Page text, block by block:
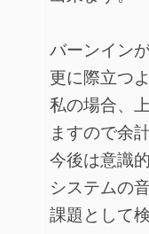
バーンイン
更に際立つ
私の場合、
ますので余
今後は意識
システムの
課題として